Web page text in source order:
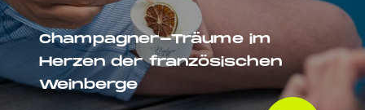
Champagner-Träume im
Herzen der französischen
Weinberge